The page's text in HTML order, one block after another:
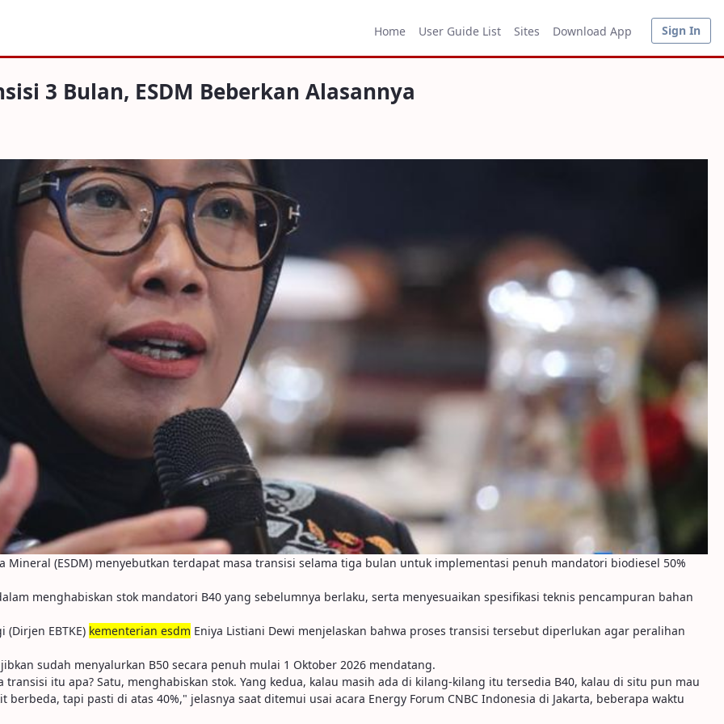
Home User Guide List Sites Download App Sign In
3 Bulan, ESDM Beberkan Alasannya
Mineral (ESDM) menyebutkan terdapat masa transisi selama tiga bulan untuk implementasi penuh mandatori biodiesel 50%
menghabiskan stok mandatori B40 yang sebelumnya berlaku, serta menyesuaikan spesifikasi teknis pencampuran bahan
EBTKE) kementerian esdm Eniya Listiani Dewi menjelaskan bahwa proses transisi tersebut diperlukan agar peralihan
sudah menyalurkan B50 secara penuh mulai 1 Oktober 2026 mendatang.
itu apa? Satu, menghabiskan stok. Yang kedua, kalau masih ada di kilang-kilang itu tersedia B40, kalau di situ pun mau
tapi pasti di atas 40%," jelasnya saat ditemui usai acara Energy Forum CNBC Indonesia di Jakarta, beberapa waktu